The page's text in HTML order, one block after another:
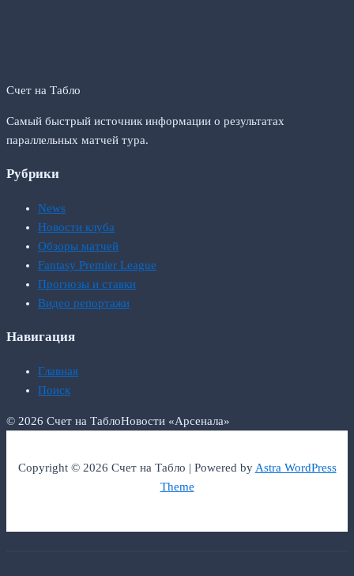
Счет на Табло
Самый быстрый источник информации о результатах
параллельных матчей тура.
Рубрики
News
Новости клуба
Обзоры матчей
Fantasy Premier League
Прогнозы и ставки
Видео репортажи
Навигация
Главная
Поиск
© 2026 Счет на ТаблоНовости «Арсенала»
Copyright © 2026 Счет на Табло | Powered byAstra WordPress
Theme